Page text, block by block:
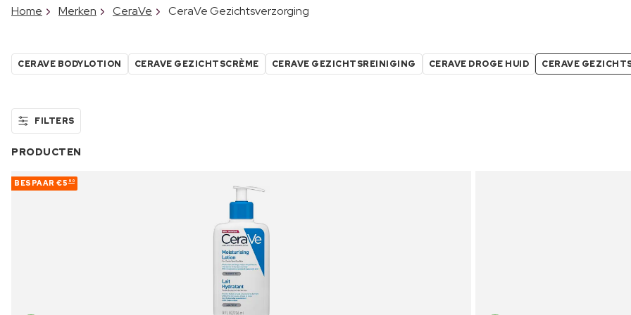
Home Merken CeraVe CeraVe Gezichtsverzorging
CERAVE BODYLOTION CERAVE GEZICHTSCRÈME CERAVE GEZICHTSREINIGING CERAVE DROGE HUID CERAVE
FILTERS
PRODUCTEN
BESPAAR €5 90